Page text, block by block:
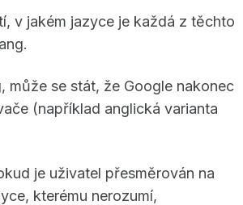
v jakém jazyce je každá z těchto
může se stát, že Google nakonec
(například anglická varianta
je uživatel přesměrován na
kterému nerozumí,